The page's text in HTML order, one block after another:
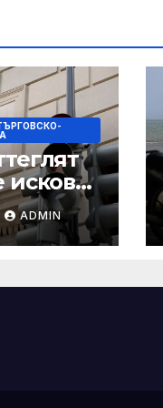
искове
вADMIN